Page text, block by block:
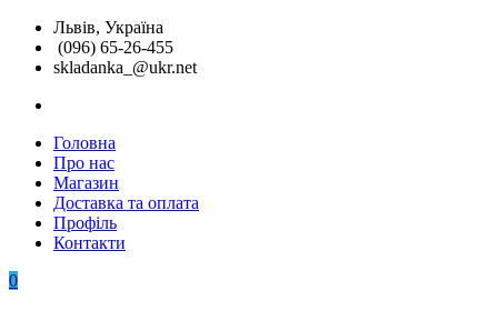
Перейти
вмісту
Львів, Україна
(096) 65-26-455
skladanka_@ukr.net
Складанка
Унікальні
розвиваючі
іграшки
Головна
Про нас
Магазин
Доставка та оплата
Профіль
Контакти
0